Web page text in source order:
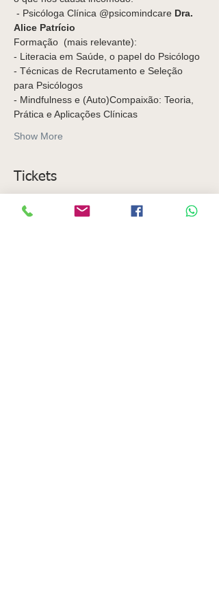
- Psicóloga Clínica @psicomindcare Dra.
Alice Patrício
Formação  (mais relevante):
- Literacia em Saúde, o papel do Psicólogo
- Técnicas de Recrutamento e Seleção
para Psicólogos
- Mindfulness e (Auto)Compaixão: Teoria,
Prática e Aplicações Clínicas
Show More
Tickets
Sale ended